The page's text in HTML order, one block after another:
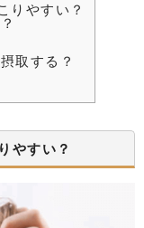
りやすい？
取する？
やすい？